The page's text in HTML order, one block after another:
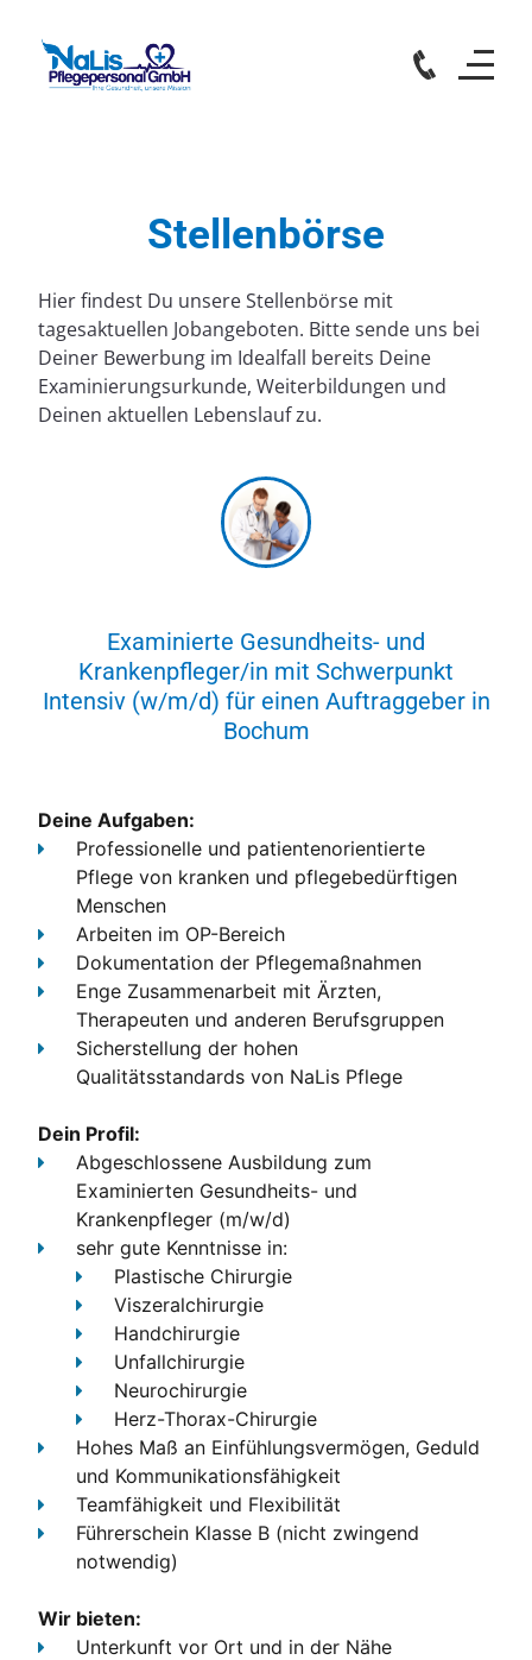
Stellenbörse
Hier findest Du unsere Stellenbörse mit
tagesaktuellen Jobangeboten. Bitte sende uns bei
Deiner Bewerbung im Idealfall bereits Deine
Examinierungsurkunde, Weiterbildungen und
Deinen aktuellen Lebenslauf zu.
Examinierte Gesundheits- und
Krankenpfleger/in mit Schwerpunkt
Intensiv (w/m/d) für einen Auftraggeber in
Bochum
Deine Aufgaben:
Professionelle und patientenorientierte
Pflege von kranken und pflegebedürftigen
Menschen
Arbeiten im OP-Bereich
Dokumentation der Pflegemaßnahmen
Enge Zusammenarbeit mit Ärzten,
Therapeuten und anderen Berufsgruppen
Sicherstellung der hohen
Qualitätsstandards von NaLis Pflege
Dein Profil:
Abgeschlossene Ausbildung zum
Examinierten Gesundheits- und
Krankenpfleger (m/w/d)
sehr gute Kenntnisse in:
Plastische Chirurgie
Viszeralchirurgie
Handchirurgie
Unfallchirurgie
Neurochirurgie
Herz-Thorax-Chirurgie
Hohes Maß an Einfühlungsvermögen, Geduld
und Kommunikationsfähigkeit
Teamfähigkeit und Flexibilität
Führerschein Klasse B (nicht zwingend
notwendig)
Wir bieten:
Unterkunft vor Ort und in der Nähe